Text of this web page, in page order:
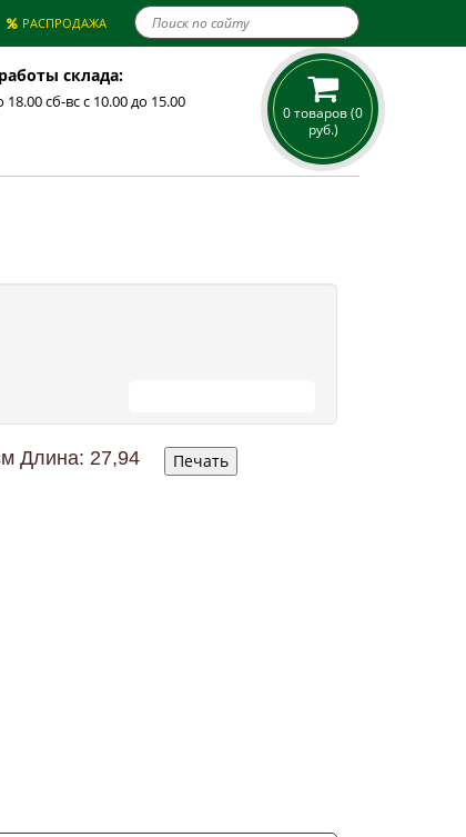
РАСПРОДАЖА
склада:
18.00 сб-вс с 10.00 до 15.00
0 товаров (0
руб.)
Длина: 27,94